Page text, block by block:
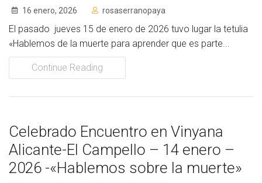
16 enero, 2026 rosaserranopaya
El pasado jueves 15 de enero de 2026 tuvo lugar la tetulia
«Hablemos de la muerte para aprender que es parte...
Continue Reading
Celebrado Encuentro en Vinyana
Alicante-El Campello – 14 enero –
2026 -«Hablemos sobre la muerte»